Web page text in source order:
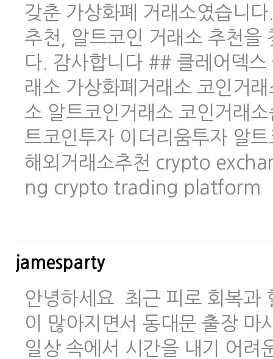
갖춘 가상화폐 거래소였습니
추천, 알트코인 거래소 추천을
다. 감사합니다 ## 클레어덱
래소 가상화폐거래소 코인거
소 알트코인거래소 코인거래
트코인투자 이더리움투자 알
해외거래소추천 crypto
ng crypto trading platform
jamesparty
안녕하세요 최근 피로 회복과
이 많아지면서 동대문 출장 마
일상 속에서 시간을 내기 어려